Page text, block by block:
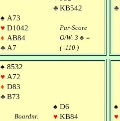
♣KB542
♠ A73
♥ D1042
Par-Score
♦ AB84 O/W: 3 ♣ =
♣ A7 ( -110 )
♣
♠ 8532
♥ A72
♦ D83
♣B73
♠ D6
Boardnr. ♥ KB84
♠
♥